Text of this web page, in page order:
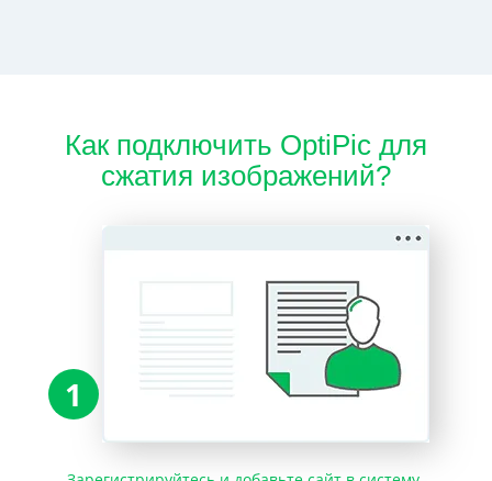
Как подключить OptiPic для
сжатия изображений?
1